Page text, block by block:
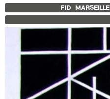
FID MARSEILLE